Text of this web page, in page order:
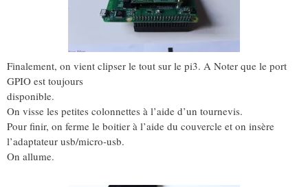
Finalement, on vient clipser le tout sur le pi3. A Noter que le port
GPIO est toujours
disponible.
On visse les petites colonnettes à l’aide d’un tournevis.
Pour finir, on ferme le boitier à l’aide du couvercle et on insère
l’adaptateur usb/micro-usb.
On allume.